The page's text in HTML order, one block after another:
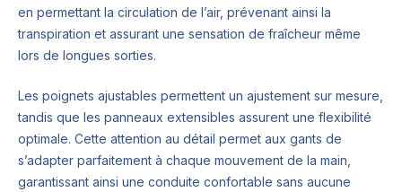
en permettant la circulation de l’air, prévenant ainsi la
transpiration et assurant une sensation de fraîcheur même
lors de longues sorties.
Les poignets ajustables permettent un ajustement sur mesure,
tandis que les panneaux extensibles assurent une flexibilité
optimale. Cette attention au détail permet aux gants de
s’adapter parfaitement à chaque mouvement de la main,
garantissant ainsi une conduite confortable sans aucune